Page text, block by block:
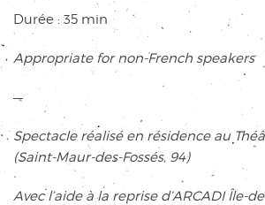
Durée : 35 min
Appropriate for non-French speakers
—
Spectacle réalisé en résidence au
(Saint-Maur-des-Fossés, 94)
Avec l’aide à la reprise d’ARCADI Île-